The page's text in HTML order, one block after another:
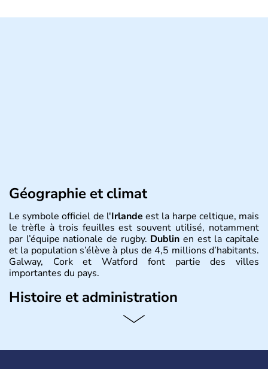
Géographie et climat
Le symbole officiel de l'Irlande est la harpe celtique, mais
le trèfle à trois feuilles est souvent utilisé, notamment
par l’équipe nationale de rugby. Dublinen est la capitale
et la population s’élève à plus de 4,5 millions d’habitants.
Galway, Cork et Watford font partie des villes
importantes du pays.
Histoire et administration
Les Celtes, arrivés en Irlande en 6500 avant J.C., sont
cruelles difficultés économiques, le pays a bénéficié en